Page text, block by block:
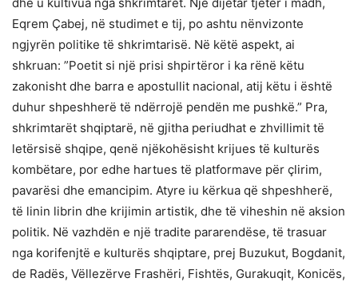
Eqrem Çabej, në studimet e tij, po ashtu nënvizonte
ngjyrën politike të shkrimtarisë. Në këtë aspekt, ai
shkruan: ”Poetit si një prisi shpirtëror i ka rënë këtu
zakonisht dhe barra e apostullit nacional, atij këtu i është
duhur shpeshherë të ndërrojë pendën me pushkë.” Pra,
shkrimtarët shqiptarë, në gjitha periudhat e zhvillimit të
letërsisë shqipe, qenë njëkohësisht krijues të kulturës
kombëtare, por edhe hartues të platformave për çlirim,
pavarësi dhe emancipim. Atyre iu kërkua që shpeshherë,
të linin librin dhe krijimin artistik, dhe të viheshin në aksion
politik. Në vazhdën e një tradite pararendëse, të trasuar
nga korifenjtë e kulturës shqiptare, prej Buzukut, Bogdanit,
de Radës, Vëllezërve Frashëri, Fishtës, Gurakuqit, Konicës,